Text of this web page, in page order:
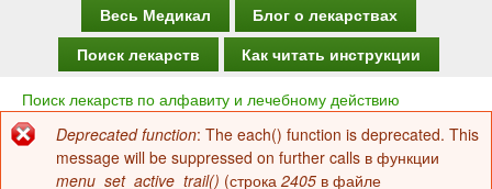
а
в
н
Весь Медикал
Блог о лекарствах
Поиск лекарств
Как читать инструкции
Вы
здесь
Поиск лекарств по алфавиту и лечебному действию
Сообщение
Deprecated function: The each() function is deprecated. This
message will be suppressed on further calls в функции
menu_set_active_trail() (строка 2405 в файле